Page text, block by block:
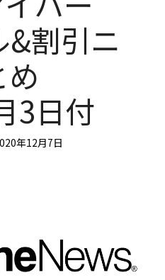
&割引ニ
め
3日付
年12月7日